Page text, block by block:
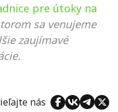
pre útoky na
sa venujeme
zaujímavé
nás